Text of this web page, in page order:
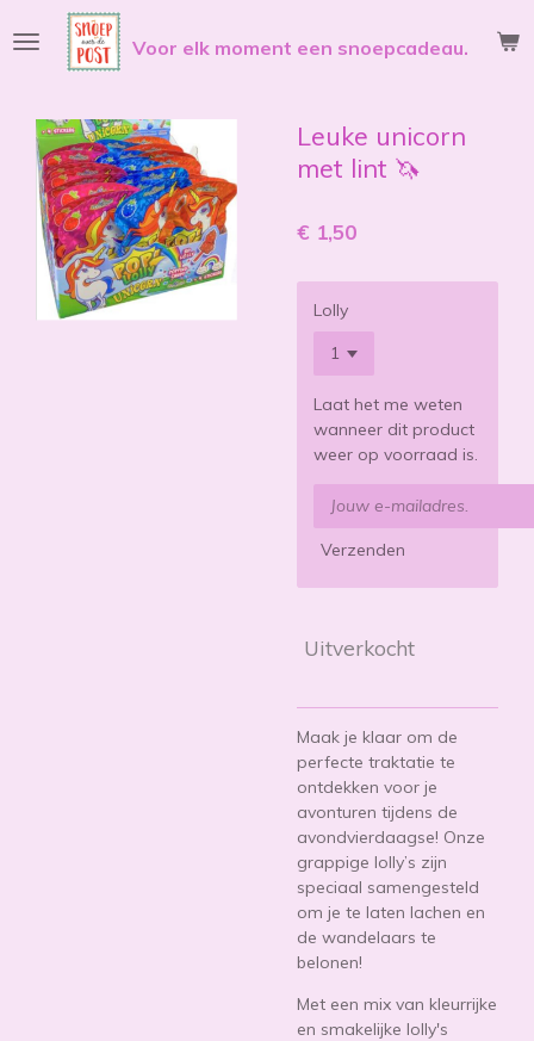
direct
hoofdinhoud
Voor elk moment een snoepcadeau.
Leuke unicorn
met lint 🦄
€ 1,50
Lolly
Laat het me weten
wanneer dit product
weer op voorraad is.
Verzenden
Uitverkocht
Maak je klaar om de
perfecte traktatie te
ontdekken voor je
avonturen tijdens de
avondvierdaagse! Onze
grappige lolly’s zijn
speciaal samengesteld
om je te laten lachen en
de wandelaars te
belonen!
Met een mix van kleurrijke
en smakelijke lolly's